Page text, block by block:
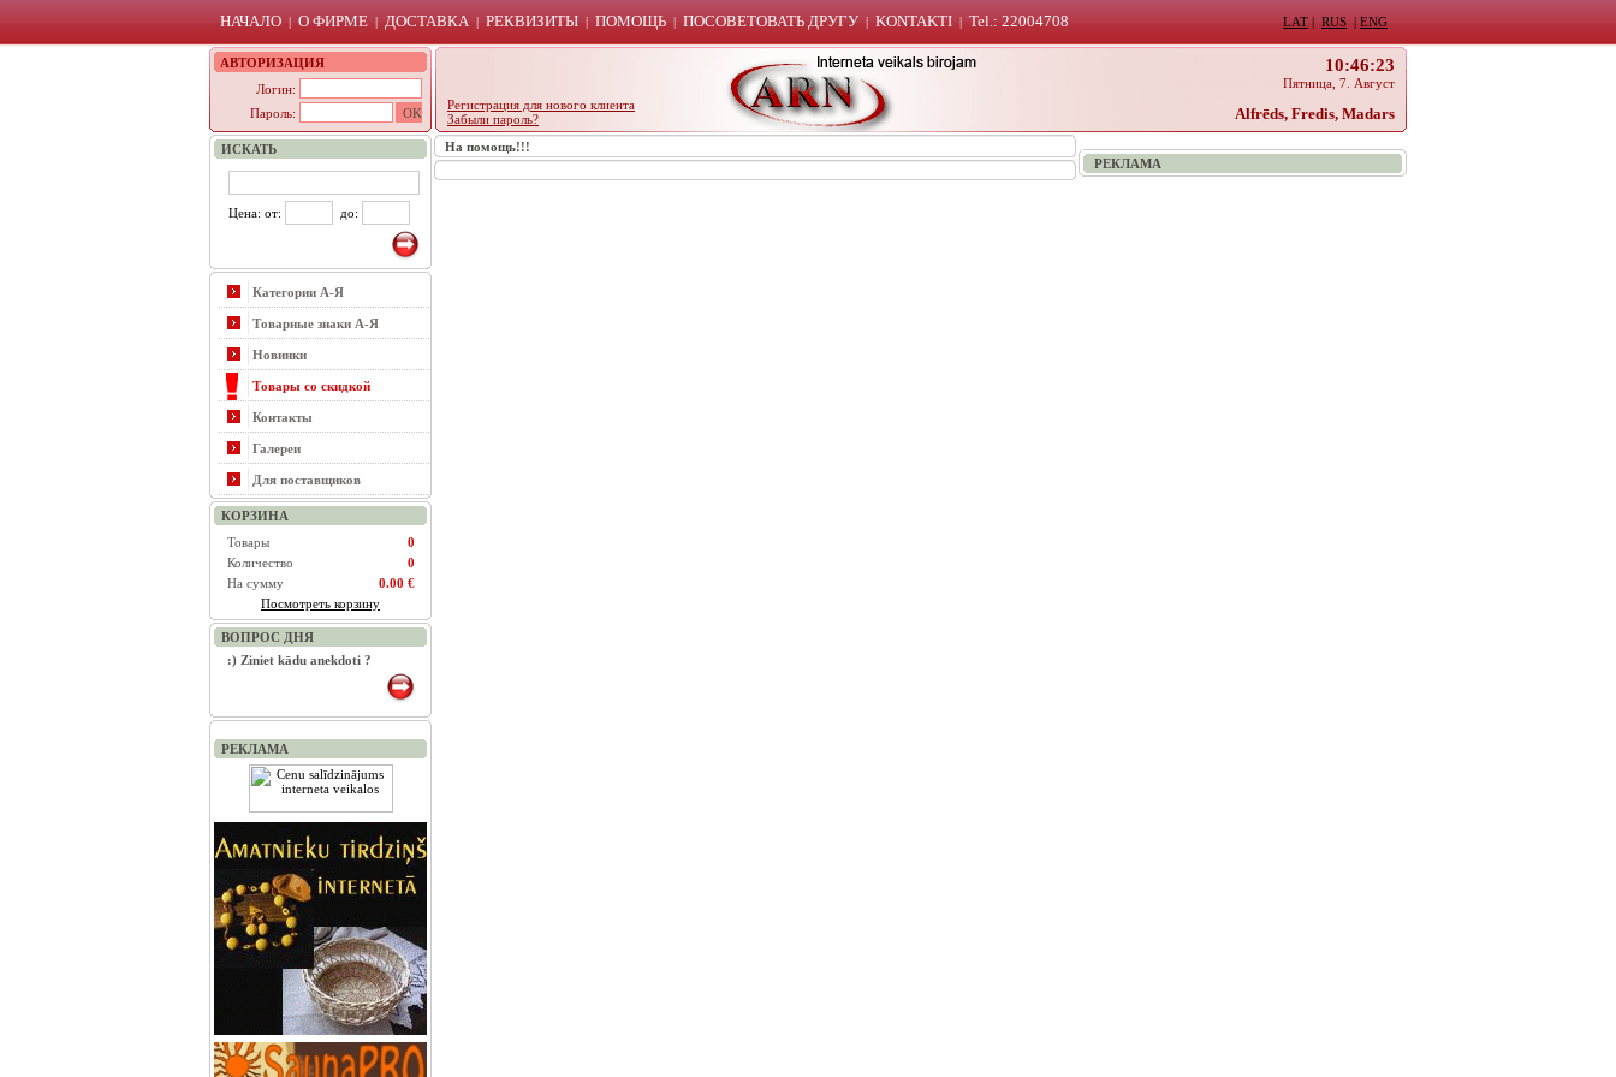
НАЧАЛО | О ФИРМЕ | ДОСТАВКА | РЕКВИЗИТЫ | ПОМОЩЬ | ПОСОВЕТОВАТЬ ДРУГУ| KONTAKTI | Tel.: 22004708 LAT | RUS | ENG
АВТОРИЗАЦИЯ
Логин:
Пароль:
Регистрация для нового клиента
Забыли пароль?
10:46:23
Пятница, 7. Август
Alfrēds, Fredis, Madars
ИСКАТЬ
Цена: от: до:
Категории А-Я
Товарные знаки А-Я
Новинки
Товары со скидкой
Контакты
Галереи
Для поставщиков
КОРЗИНА
Товары
0
Количество
0
На сумму
0.00 €
Посмотреть корзину
ВОПРОС ДНЯ
:) Ziniet kādu anekdoti ?
РЕКЛАМА
На помощь!!!
РЕКЛАМА